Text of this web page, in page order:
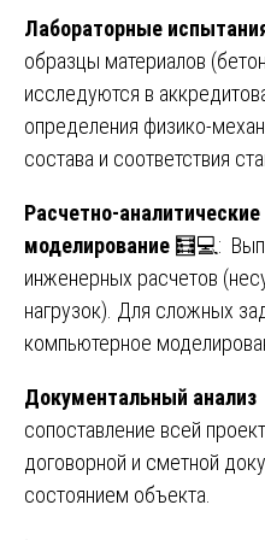
Лабораторные
образцы материалов
исследуются в
определения физико-
состава и соответствия
Расчетно-
моделирование 🧮💻:
инженерных расчетов
нагрузок). Для сложных
компьютерное
Документальный анализ
сопоставление всей
договорной и сметной
состоянием объекта.